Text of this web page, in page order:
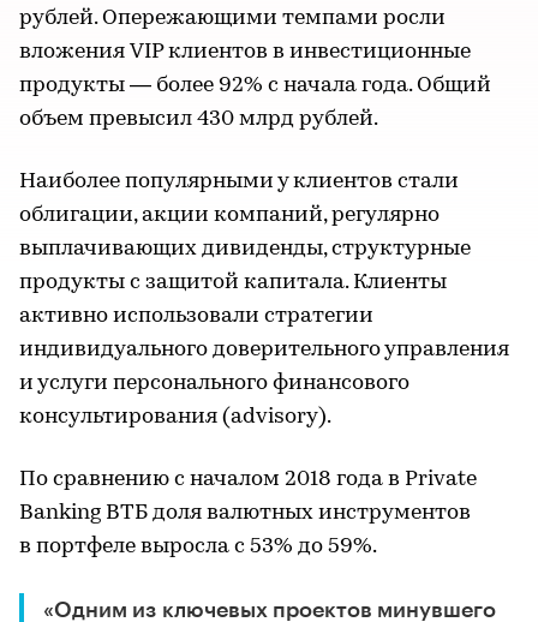
рублей. Опережающими темпами росли
вложения VIP клиентов в инвестиционные
продукты — более 92% с начала года. Общий
объем превысил 430 млрд рублей.
Наиболее популярными у клиентов стали
облигации, акции компаний, регулярно
выплачивающих дивиденды, структурные
продукты с защитой капитала. Клиенты
активно использовали стратегии
индивидуального доверительного управления
и услуги персонального финансового
консультирования (advisory).
По сравнению с началом 2018 года в Private
Banking ВТБ доля валютных инструментов
в портфеле выросла с 53% до 59%.
«Одним из ключевых проектов минувшего